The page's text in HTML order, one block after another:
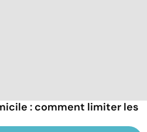
: comment limiter les